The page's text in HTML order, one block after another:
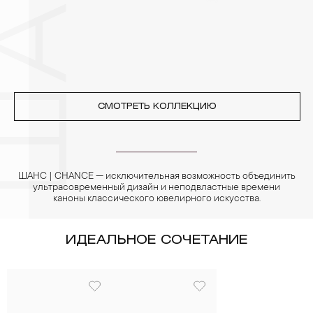
СМОТРЕТЬ КОЛЛЕКЦИЮ
ШАНС | CHANCE — исключительная возможность объединить
ультрасовременный дизайн и неподвластные времени
каноны классического ювелирного искусства.
ИДЕАЛЬНОЕ СОЧЕТАНИЕ